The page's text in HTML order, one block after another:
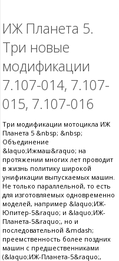
ИЖ Планета 5.
Три новые
модификации
7.107-014, 7.107-
015, 7.107-016
Три модификации мотоцикла ИЖ
Планета 5 &nbsp; &nbsp;
Объединение
&laquo;Ижмаш&raquo; на
протяжении многих лет проводит
в жизнь политику широкой
унификации выпускаемых машин.
Не только параллельной, то есть
для изготовляемых одновременно
моделей, например &laquo;ИЖ-
Юпитер-5&raquo; и &laquo;ИЖ-
Планета-5&raquo;, но и
последовательной &mdash;
преемственность более поздних
машин с предшественниками
(&laquo;ИЖ-Планета-5&raquo;,